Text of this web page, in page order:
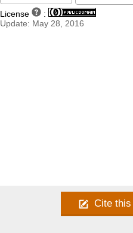
License
:
Update: May 28, 2016
Cite this